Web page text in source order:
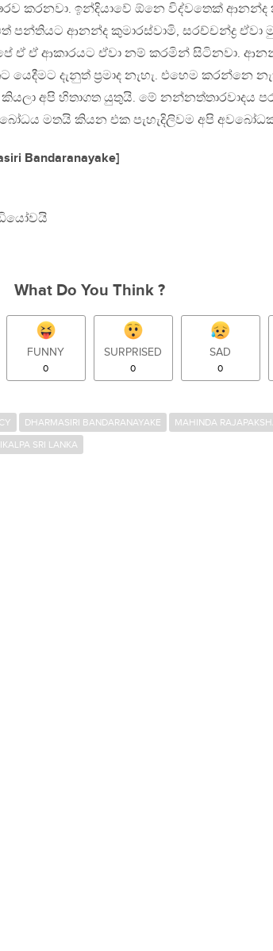
කරනවා. ඉන්දියාවේ ඕනෙ විද්වතෙක් ආනන්ද
පන්තියට ආනන්ද කුමාරස්වාමි, සරච්චන්ද්‍ර ඒවා
ඒ ඒ ආකාරයට ඒවා නම් කරමින් සිටිනවා.
දැනුත් ප්‍රමාද නැහැ. එහෙම කරන්නෙ
අපි හිතාගත යුතුයි. මේ නන්නත්තාරවාදය
මතයි කියන එක පැහැදිලිවම අපි
Bandaranayake]
What Do You Think ?
FUNNY
0
SURPRISED
0
SAD
0
DHARMASIRI BANDARANAYAKE
MAHINDA
SRI LANKA